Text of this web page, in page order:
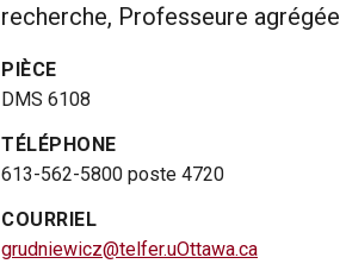
recherche, Professeure agrégée
PIÈCE
DMS 6108
TÉLÉPHONE
613-562-5800 poste 4720
COURRIEL
grudniewicz@telfer.uOttawa.ca